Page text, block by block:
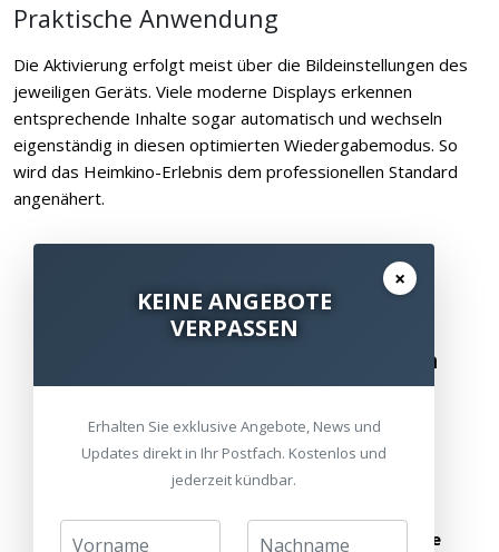
Praktische Anwendung
Die Aktivierung erfolgt meist über die Bildeinstellungen des
jeweiligen Geräts. Viele moderne Displays erkennen
entsprechende Inhalte sogar automatisch und wechseln
eigenständig in diesen optimierten Wiedergabemodus. So
wird das Heimkino-Erlebnis dem professionellen Standard
angenähert.
Besuchen Sie unsere Ausstellungen
Alle Standorte Termin vereinbaren
oder schreiben Sie uns: info@heimkinoraum.de
×
KEINE ANGEBOTE
VERPASSEN
Erhalten Sie exklusive Angebote, News und
Updates direkt in Ihr Postfach. Kostenlos und
jederzeit kündbar.